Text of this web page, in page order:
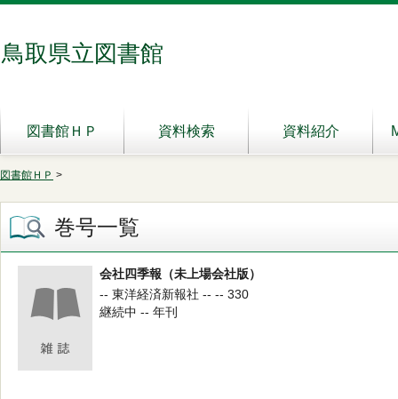
鳥取県立図書館
図書館ＨＰ 資料検索 資料紹介
図書館ＨＰ >
巻号一覧
会社四季報（未上場会社版）
-- 東洋経済新報社 -- -- 330
継続中 -- 年刊